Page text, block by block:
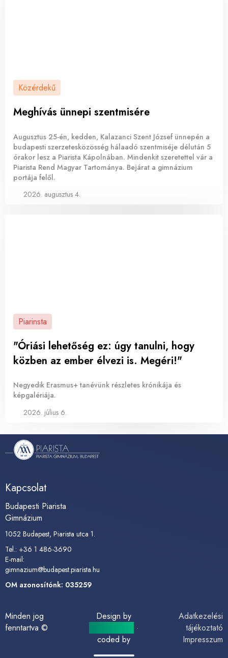
Közérdekű
Meghívás ünnepi szentmisére
Augusztus 25-én, kedden, Kalazanci Szent József ünnepén a
budapesti szerzetesközösség hálaadó szentmiséje délután 5
órakor lesz a Piarista Kápolnában. Mindenkit szeretettel vár a
Piarista Rend Magyar Tartománya. Bejárat a gimnázium
portája felől.
2026. augusztus 4.
Piarinsta
"Óriási lehetőség ez: úgy tanulni, hogy
közben az ember élvezi is. Megéri!"
Negyedik Erasmus+ tanévünk részletes krónikája és
képgalériája.
2026. július 6.
Kapcsolat
Budapesti Piarista
Gimnázium
1052 Budapest, Piarista utca 1.
Tel.: +36 1 486-3690
E-mail:
gimnazium@budapest.piarista.hu
OM azonosítónk: 035259
Minden jog
fenntartva ©
Design by
·
coded by
Adatkezelési
tájékoztató
Impresszum